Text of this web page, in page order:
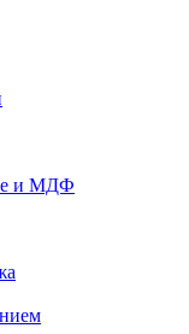
и МДФ